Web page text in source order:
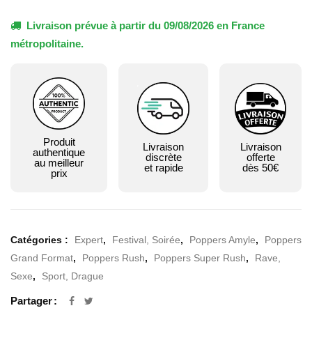
Livraison prévue à partir du 09/08/2026 en France
métropolitaine.
Produit
authentique
au meilleur
prix
Livraison
discrète
et rapide
Livraison
offerte
dès 50€
Catégories : Expert, Festival, Soirée, Poppers Amyle,
Poppers
Grand Format, Poppers Rush, Poppers Super Rush,
Rave,
Sexe, Sport, Drague
Partager